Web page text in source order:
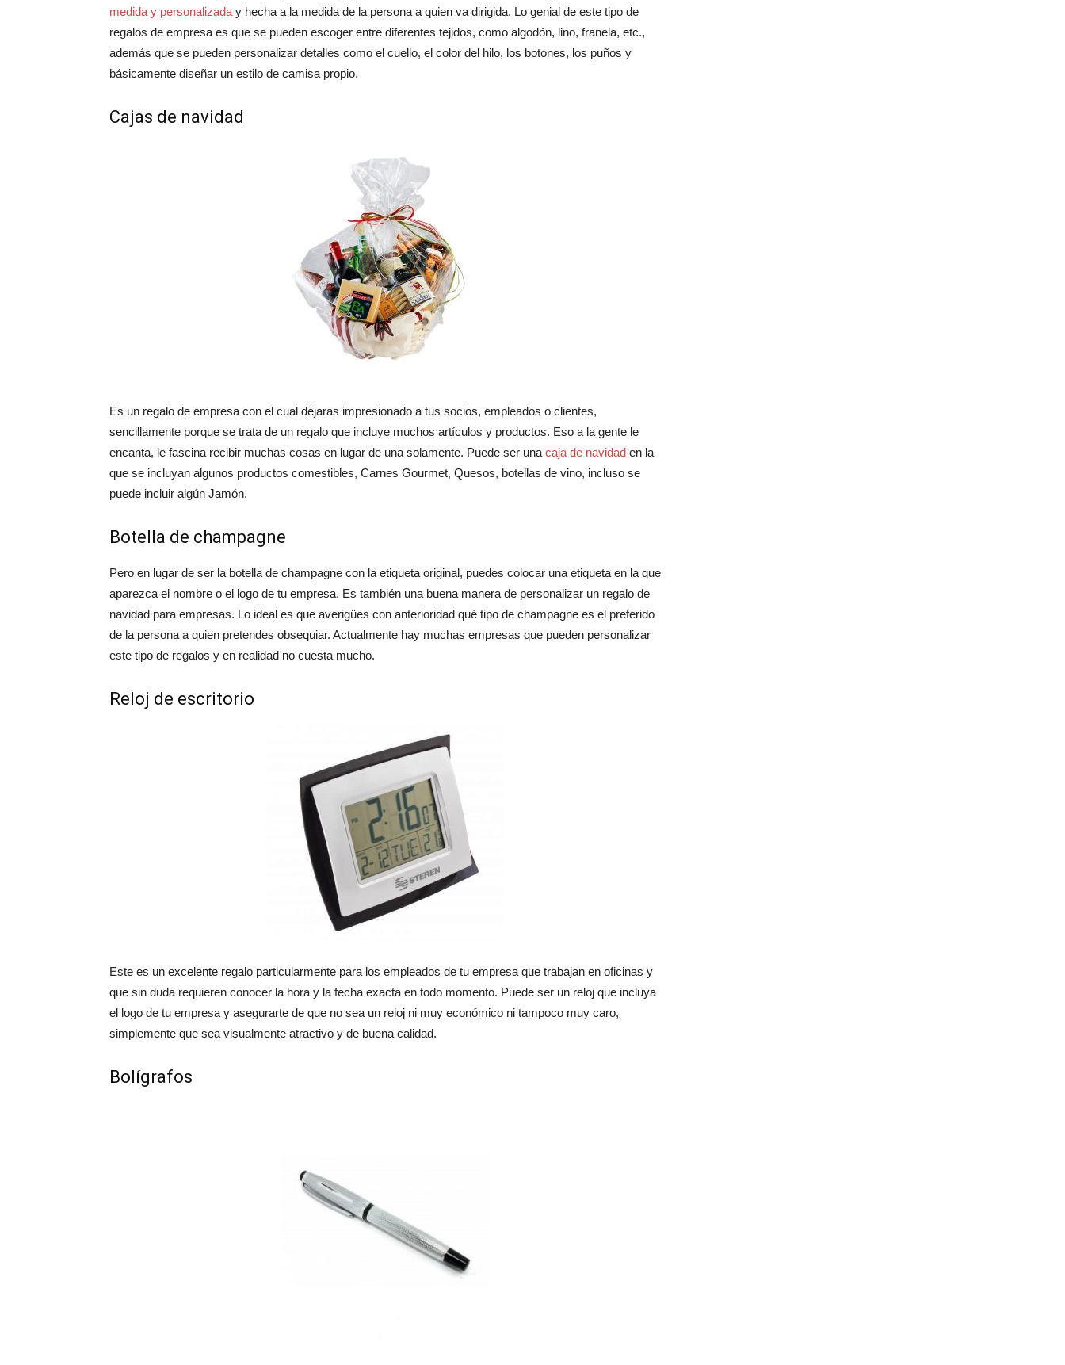
medida y personalizada y hecha a la medida de la persona a quien va dirigida. Lo genial de este tipo de
regalos de empresa es que se pueden escoger entre diferentes tejidos, como algodón, lino, franela, etc.,
además que se pueden personalizar detalles como el cuello, el color del hilo, los botones, los puños y
básicamente diseñar un estilo de camisa propio.
Cajas de navidad
Es un regalo de empresa con el cual dejaras impresionado a tus socios, empleados o clientes,
sencillamente porque se trata de un regalo que incluye muchos artículos y productos. Eso a la gente le
encanta, le fascina recibir muchas cosas en lugar de una solamente. Puede ser una caja de navidad en la
que se incluyan algunos productos comestibles, Carnes Gourmet, Quesos, botellas de vino, incluso se
puede incluir algún Jamón.
Botella de champagne
Pero en lugar de ser la botella de champagne con la etiqueta original, puedes colocar una etiqueta en la que
aparezca el nombre o el logo de tu empresa. Es también una buena manera de personalizar un regalo de
navidad para empresas. Lo ideal es que averigües con anterioridad qué tipo de champagne es el preferido
de la persona a quien pretendes obsequiar. Actualmente hay muchas empresas que pueden personalizar
este tipo de regalos y en realidad no cuesta mucho.
Reloj de escritorio
Este es un excelente regalo particularmente para los empleados de tu empresa que trabajan en oficinas y
que sin duda requieren conocer la hora y la fecha exacta en todo momento. Puede ser un reloj que incluya
el logo de tu empresa y asegurarte de que no sea un reloj ni muy económico ni tampoco muy caro,
simplemente que sea visualmente atractivo y de buena calidad.
Bolígrafos